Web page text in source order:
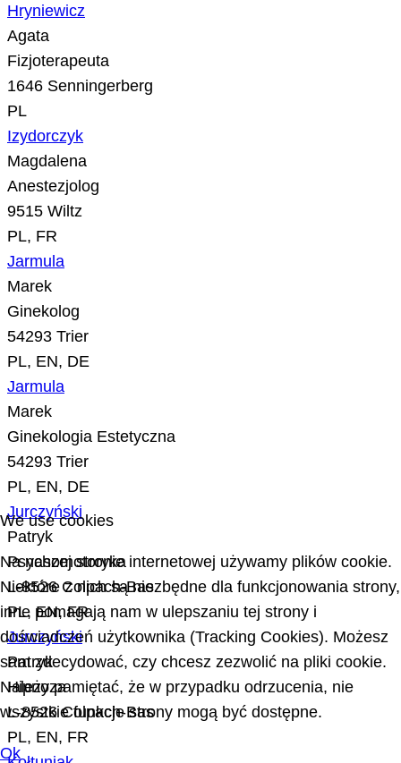
Hryniewicz
Agata
Fizjoterapeuta
1646 Senningerberg
PL
Izydorczyk
Magdalena
Anestezjolog
9515 Wiltz
PL, FR
Jarmula
Marek
Ginekolog
54293 Trier
PL, EN, DE
Jarmula
Marek
Ginekologia Estetyczna
54293 Trier
PL, EN, DE
Jurczyński
Patryk
Psychomotoryka
L-8526 Colpach-Bas
PL, EN, FR
Jurczyński
Patryk
Hipnoza
L-8526 Colpach-Bas
PL, EN, FR
We use cookies
Na naszej stronie internetowej używamy plików cookie.
Niektóre z nich są niezbędne dla funkcjonowania strony,
inne pomagają nam w ulepszaniu tej strony i
doświadczeń użytkownika (Tracking Cookies). Możesz
sam zdecydować, czy chcesz zezwolić na pliki cookie.
Należy pamiętać, że w przypadku odrzucenia, nie
wszystkie funkcje strony mogą być dostępne.
Ok